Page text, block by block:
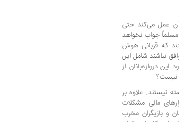
عمل می‌کند حتی
جواب نخواهد
که قربانی هوش
نباشند شامل این
دروازه‌بانان از
نیست؟
نیستند. علاوه بر
مالی مشکلات
و بازیگران مخرب